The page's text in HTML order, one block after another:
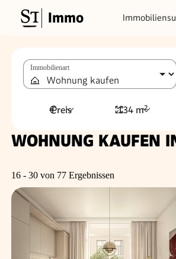
Immo
Immobilienart
Preis 134 m²
WOHNUNG KAUFEN
16 - 30 von 77 Ergebnissen